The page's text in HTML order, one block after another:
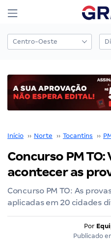
Início ›› Norte ›› Tocantins ››
Concurso PM TO:
acontecer as
Concurso PM TO: As
aplicadas em 20 cidades
Por
Publicado